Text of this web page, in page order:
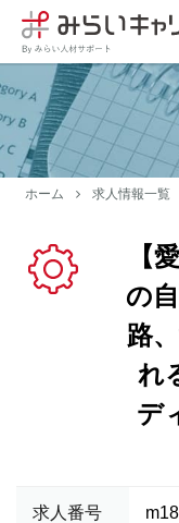
ホーム 求人情報一覧
【
の
路
れ
デ
求人番号